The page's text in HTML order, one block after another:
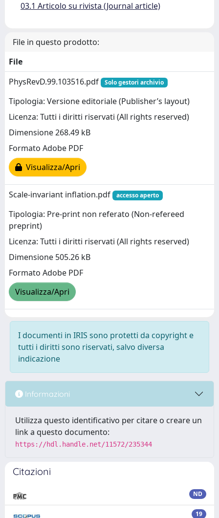
03.1 Articolo su rivista (Journal article)
File in questo prodotto:
File
PhysRevD.99.103516.pdf
Solo gestori archivio
Tipologia: Versione editoriale (Publisher’s layout)
Licenza: Tutti i diritti riservati (All rights reserved)
Dimensione 268.49 kB
Formato Adobe PDF
Visualizza/Apri
Scale-invariant inflation.pdf accesso aperto
Tipologia: Pre-print non referato (Non-refereed
preprint)
Licenza: Tutti i diritti riservati (All rights reserved)
Dimensione 505.26 kB
Formato Adobe PDF
Visualizza/Apri
I documenti in IRIS sono protetti da copyright e
tutti i diritti sono riservati, salvo diversa
indicazione
Informazioni
Utilizza questo identificativo per citare o creare un
link a questo documento:
https://hdl.handle.net/11572/235344
Citazioni
ND
19